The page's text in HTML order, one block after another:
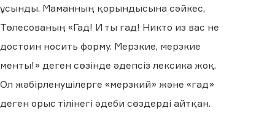
ұсынды. Маманның қорындысына сәйкес,
Төлесованың «Гад! И ты гад! Никто из вас не
достоин носить форму. Мерзкие, мерзкие
менты!» деген сөзінде әдепсіз лексика жоқ.
Ол жәбірленушілерге «мерзкий» және «гад»
деген орыс тілінегі әдеби сөздерді айтқан.